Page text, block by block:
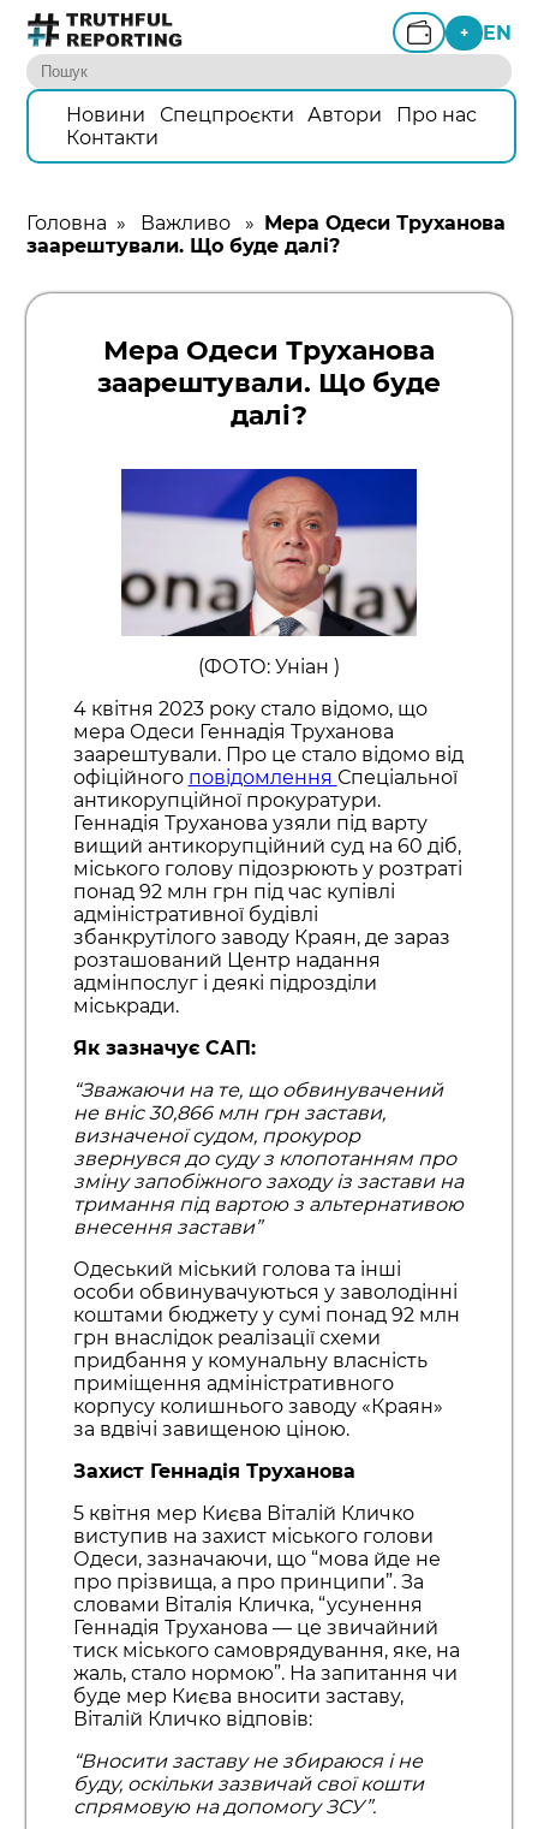
+ EN
Новини Спецпроєкти Автори
Про нас
Контакти
Головна » Важливо » Мера Одеси Труханова
заарештували. Що буде далі?
Мера Одеси Труханова
заарештували. Що буде
далі?
(ФОТО: Уніан )
4 квітня 2023 року стало відомо, що
мера Одеси Геннадія Труханова
заарештували. Про це стало відомо від
офіційного повідомлення Спеціальної
антикорупційної прокуратури.
Геннадія Труханова узяли під варту
вищий антикорупційний суд на 60 діб,
міського голову підозрюють у розтраті
понад 92 млн грн під час купівлі
адміністративної будівлі
збанкрутілого заводу Краян, де зараз
розташований Центр надання
адмінпослуг і деякі підрозділи
міськради.
Як зазначує САП:
“Зважаючи на те, що обвинувачений
не вніс 30,866 млн грн застави,
визначеної судом, прокурор
звернувся до суду з клопотанням про
зміну запобіжного заходу із застави на
тримання під вартою з альтернативою
внесення застави”
Одеський міський голова та інші
особи обвинувачуються у заволодінні
коштами бюджету у сумі понад 92 млн
грн внаслідок реалізації схеми
придбання у комунальну власність
приміщення адміністративного
корпусу колишнього заводу «Краян»
за вдвічі завищеною ціною.
Захист Геннадія Труханова
5 квітня мер Києва Віталій Кличко
виступив на захист міського голови
Одеси, зазначаючи, що “мова йде не
про прізвища, а про принципи”. За
словами Віталія Кличка, “усунення
Геннадія Труханова — це звичайний
тиск міського самоврядування, яке, на
жаль, стало нормою”. На запитання чи
буде мер Києва вносити заставу,
Віталій Кличко відповів:
“Вносити заставу не збираюся і не
буду, оскільки зазвичай свої кошти
спрямовую на допомогу ЗСУ”.